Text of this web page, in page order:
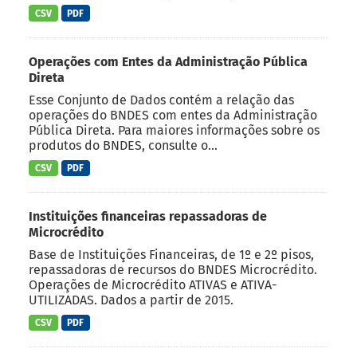
CSV PDF
Operações com Entes da Administração Pública
Direta
Esse Conjunto de Dados contém a relação das
operações do BNDES com entes da Administração
Pública Direta. Para maiores informações sobre os
produtos do BNDES, consulte o...
CSV PDF
Instituições financeiras repassadoras de
Microcrédito
Base de Instituições Financeiras, de 1º e 2º pisos,
repassadoras de recursos do BNDES Microcrédito.
Operações de Microcrédito ATIVAS e ATIVA-
UTILIZADAS. Dados a partir de 2015.
CSV PDF